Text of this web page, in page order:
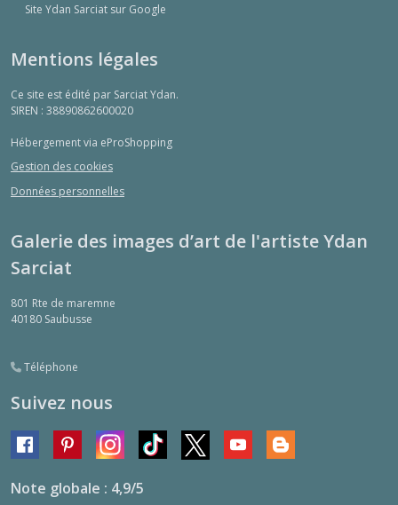
Site Ydan Sarciat sur Google
Mentions légales
Ce site est édité par Sarciat Ydan.
SIREN : 38890862600020
Hébergement via eProShopping
Gestion des cookies
Données personnelles
Galerie des images d’art de l'artiste Ydan
Sarciat
801 Rte de maremne
40180 Saubusse
Téléphone
Suivez nous
Note globale : 4,9/5